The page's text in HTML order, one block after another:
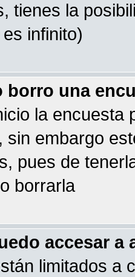
tienes la
infinito)
borro una
la encuesta
sin embargo
pues de
borrarla
accesar a
limitados a